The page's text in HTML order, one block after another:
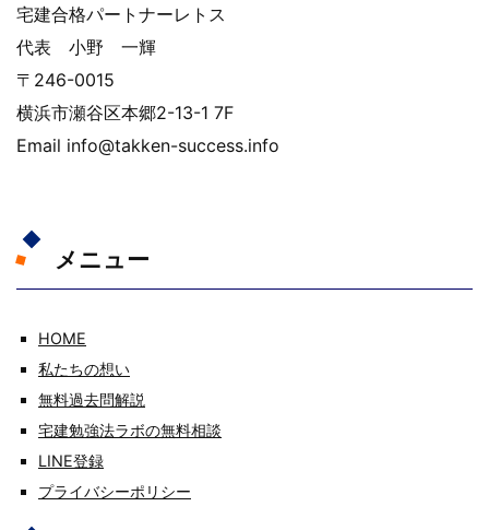
宅建合格パートナーレトス
代表 小野 一輝
〒246-0015
横浜市瀬谷区本郷2-13-1 7F
Email info@takken-success.info
メニュー
HOME
私たちの想い
無料過去問解説
宅建勉強法ラボの無料相談
LINE登録
プライバシーポリシー